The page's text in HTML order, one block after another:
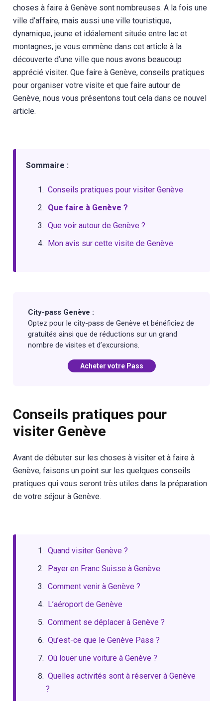
choses à faire à Genève sont nombreuses. A la fois une
ville d’affaire, mais aussi une ville touristique,
dynamique, jeune et idéalement située entre lac et
montagnes, je vous emmène dans cet article à la
découverte d’une ville que nous avons beaucoup
apprécié visiter. Que faire à Genève, conseils pratiques
pour organiser votre visite et que faire autour de
Genève, nous vous présentons tout cela dans ce nouvel
article.
Sommaire :
Conseils pratiques pour visiter Genève
Que faire à Genève ?
Que voir autour de Genève ?
Mon avis sur cette visite de Genève
City-pass Genève :
Optez pour le city-pass de Genève et bénéficiez de
gratuités ainsi que de réductions sur un grand
nombre de visites et d’excursions.
Acheter votre Pass
Conseils pratiques pour
visiter Genève
Avant de débuter sur les choses à visiter et à faire à
Genève, faisons un point sur les quelques conseils
pratiques qui vous seront très utiles dans la préparation
de votre séjour à Genève.
Quand visiter Genève ?
Payer en Franc Suisse à Genève
Comment venir à Genève ?
L’aéroport de Genève
Comment se déplacer à Genève ?
Qu’est-ce que le Genève Pass ?
Où louer une voiture à Genève ?
Quelles activités sont à réserver à Genève
?